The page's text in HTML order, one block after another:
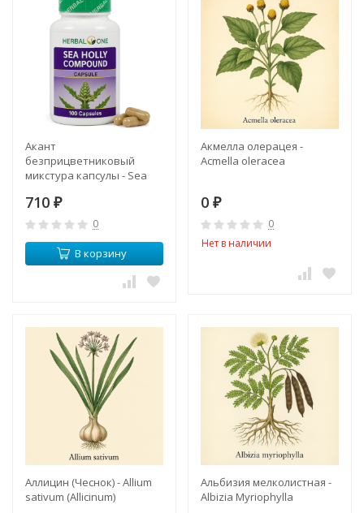
Акант
безприцветниковый
микстура капсулы - Sea
(Herbal One)
710 ₽
0
В корзину
Акмелла олерацея -
Acmella oleracea
0 ₽
0
Нет в наличии
Аллицин (Чеснок) - Allium
sativum (Allicinum)
Альбизия мелколистная -
Albizia Myriophylla